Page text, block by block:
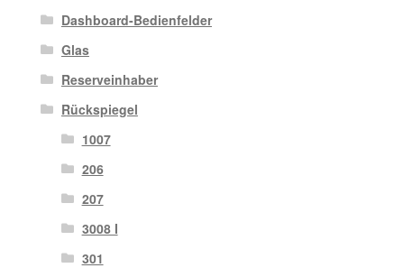
Dashboard-Bedienfelder
Glas
Reserveinhaber
Rückspiegel
1007
206
207
3008 I
301